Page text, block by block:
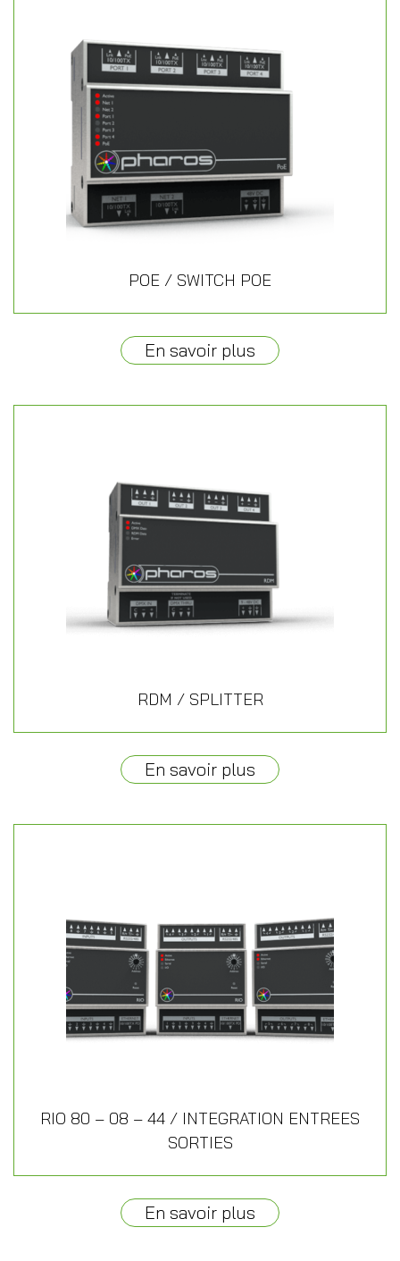
POE / SWITCH POE
En savoir plus
RDM / SPLITTER
En savoir plus
RIO 80 – 08 – 44 / INTEGRATION ENTREES
SORTIES
En savoir plus